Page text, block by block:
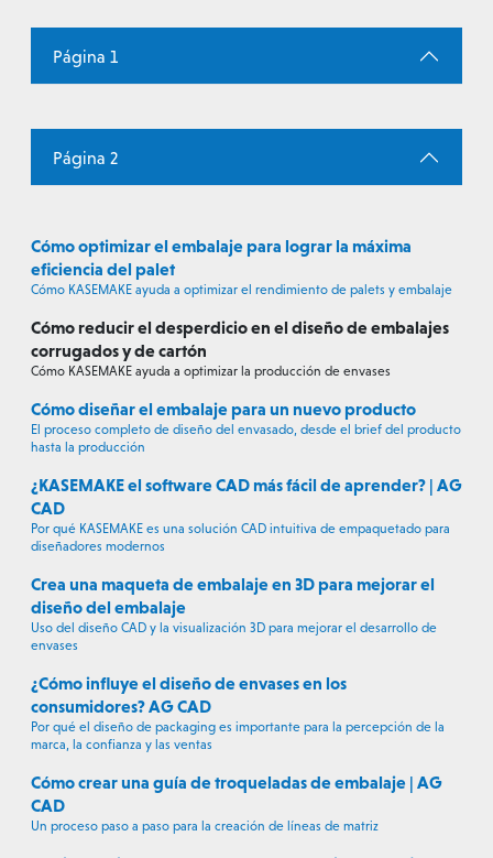
Página 1
Página 2
Cómo optimizar el embalaje para lograr la máxima
eficiencia del palet
Cómo KASEMAKE ayuda a optimizar el rendimiento de palets y embalaje
Cómo reducir el desperdicio en el diseño de embalajes
corrugados y de cartón
Cómo KASEMAKE ayuda a optimizar la producción de envases
Cómo diseñar el embalaje para un nuevo producto
El proceso completo de diseño del envasado, desde el brief del producto
hasta la producción
¿KASEMAKE el software CAD más fácil de aprender? | AG
CAD
Por qué KASEMAKE es una solución CAD intuitiva de empaquetado para
diseñadores modernos
Crea una maqueta de embalaje en 3D para mejorar el
diseño del embalaje
Uso del diseño CAD y la visualización 3D para mejorar el desarrollo de
envases
¿Cómo influye el diseño de envases en los
consumidores? AG CAD
Por qué el diseño de packaging es importante para la percepción de la
marca, la confianza y las ventas
Cómo crear una guía de troqueladas de embalaje | AG
CAD
Un proceso paso a paso para la creación de líneas de matriz